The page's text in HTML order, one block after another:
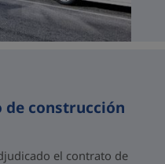
de construcción
el contrato de